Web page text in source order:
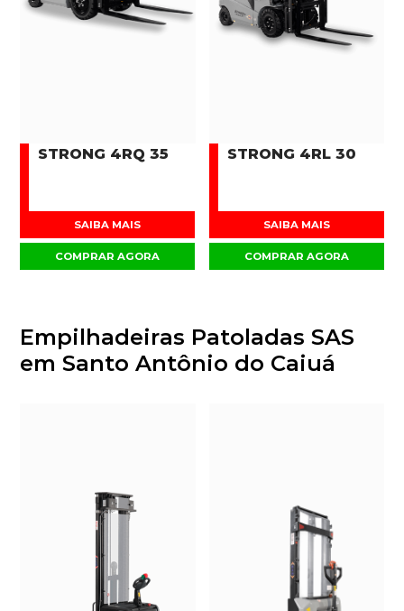
STRONG 4RQ 35
SAIBA MAIS
COMPRAR AGORA
STRONG 4RL 30
SAIBA MAIS
COMPRAR AGORA
Empilhadeiras Patoladas SAS
em Santo Antônio do Caiuá